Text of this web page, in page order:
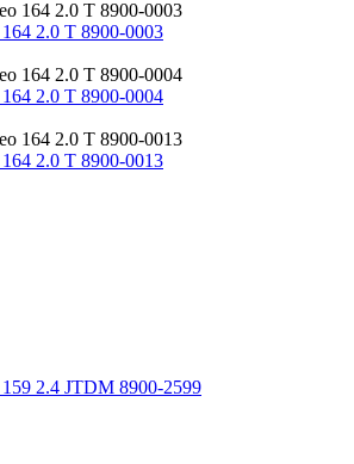
2.0 T 8900-0003
2.0 T 8900-0004
2.0 T 8900-0013
2.4 JTDM 8900-2599